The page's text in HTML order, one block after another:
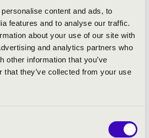
content and ads, to
features and to analyse our traffic.
about your use of our site with
and analytics partners who
other information that you’ve
that they’ve collected from your use
17:00